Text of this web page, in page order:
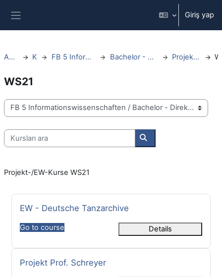
Giriş yap
Ana sayfa Kurslar FB 5 Informationswissenschaften Bachelor - Direktstudium - ab WS20 Projektkurse/EW Kurse
WS21
Kurs Kategorileri
Kursları ara
Kursları ara
Projekt-/EW-Kurse WS21
Kurs Adı
EW - Deutsche Tanzarchive
Go to course Details
Kurs Adı
Projekt Prof. Schreyer